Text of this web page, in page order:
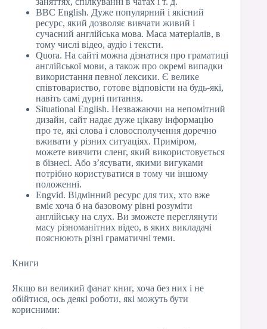
BBC English. Дуже популярний і якісний
ресурс, який дозволяє вивчати живий і
сучасний англійська мова. Маса матеріалів, в
тому числі відео, аудіо і тексти.
Quora. На сайті можна дізнатися про граматиці
англійської мови, а також про окремі випадки
використання певної лексики. Є велике
співтовариство, готове відповісти на будь-які,
навіть самі дурні питання.
Situational English. Незважаючи на непомітний
дизайн, сайт надає дуже цікаву інформацію
про те, які слова і словосполучення доречно
вживати у різних ситуаціях. Приміром,
можете вивчити сленг, який використовується
в бізнесі. Або з’ясувати, якими вигуками
потрібно користуватися в тому чи іншому
положенні.
Engvid. Відмінний ресурс для тих, хто вже
вміє хоча б на базовому рівні розуміти
англійську на слух. Ви зможете переглянути
масу різноманітних відео, в яких викладачі
пояснюють різні граматичні теми.
Книги
Якщо ви великий фанат книг, хоча без них і не
обійтися, ось деякі роботи, які можуть бути
корисними: